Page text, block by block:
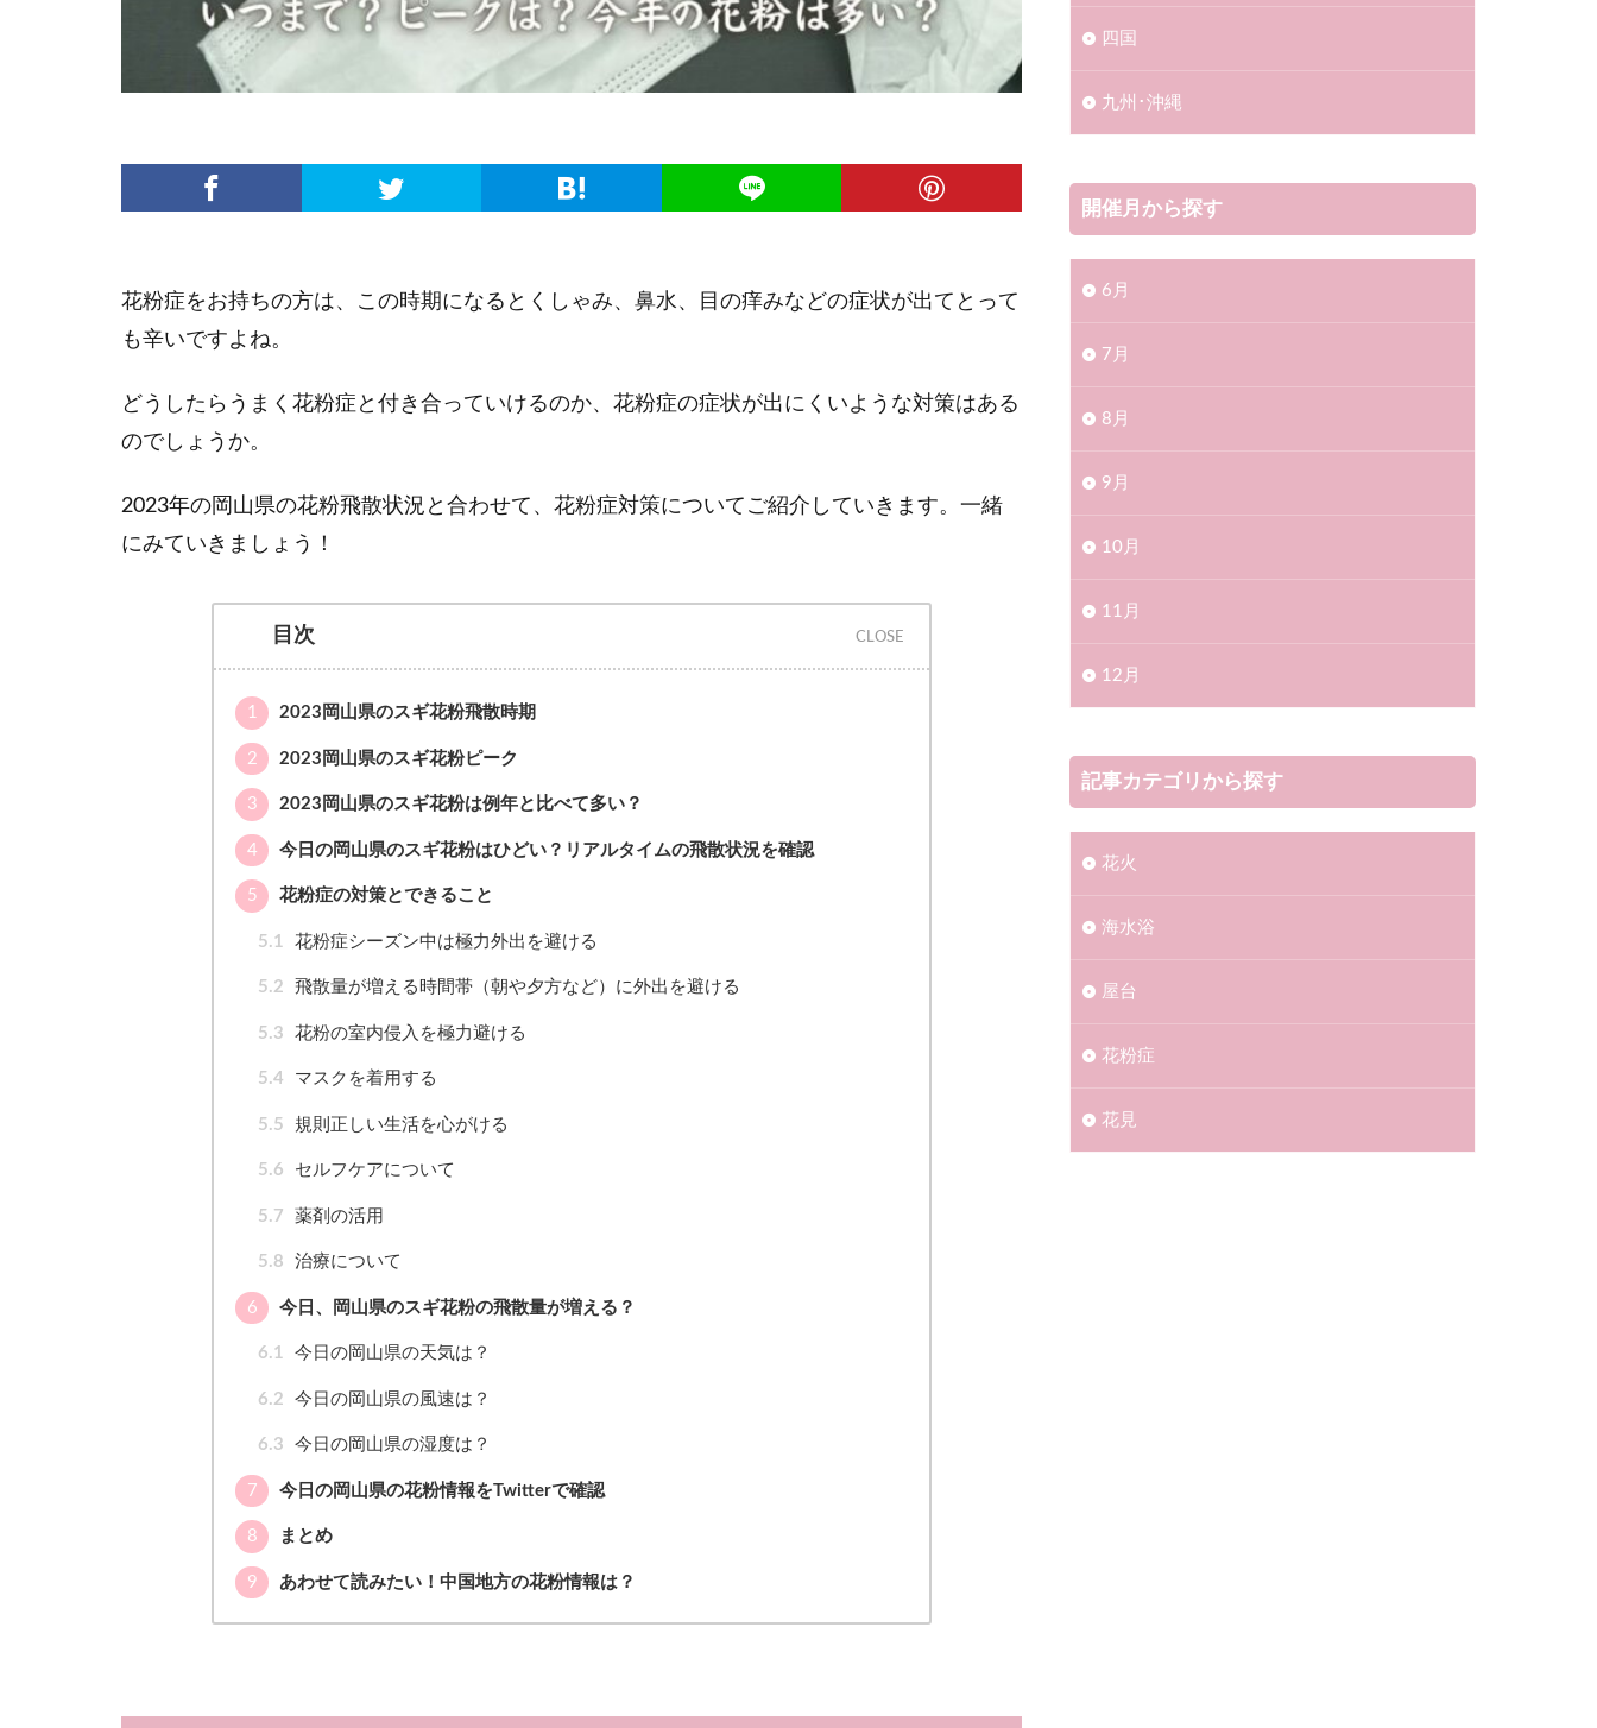
花粉症をお持ちの方は、この時期になるとくしゃみ、鼻水、目の痒みなどの症状が出てとって
も辛いですよね。
どうしたらうまく花粉症と付き合っていけるのか、花粉症の症状が出にくいような対策はある
のでしょうか。
2023年の岡山県の花粉飛散状況と合わせて、花粉症対策についてご紹介していきます。一緒
にみていきましょう！
目次
1 2023岡山県のスギ花粉飛散時期
2 2023岡山県のスギ花粉ピーク
3 2023岡山県のスギ花粉は例年と比べて多い？
4 今日の岡山県のスギ花粉はひどい？リアルタイムの飛散状況を確認
5 花粉症の対策とできること
5.1 花粉症シーズン中は極力外出を避ける
5.2 飛散量が増える時間帯（朝や夕方など）に外出を避ける
5.3 花粉の室内侵入を極力避ける
5.4 マスクを着用する
5.5 規則正しい生活を心がける
5.6 セルフケアについて
5.7 薬剤の活用
5.8 治療について
6 今日、岡山県のスギ花粉の飛散量が増える？
6.1 今日の岡山県の天気は？
6.2 今日の岡山県の風速は？
6.3 今日の岡山県の湿度は？
7 今日の岡山県の花粉情報をTwitterで確認
8 まとめ
9 あわせて読みたい！中国地方の花粉情報は？
四国
九州･沖縄
開催月から探す
6月
7月
8月
9月
10月
11月
12月
記事カテゴリから探す
花火
海水浴​​
屋台
花粉症
花見